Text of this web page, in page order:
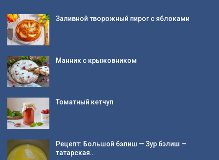
Заливной творожный пирог с яблоками
Манник с крыжовником
Томатный кетчуп
Рецепт: Большой бэлиш — Зур бэлиш —
татарская…